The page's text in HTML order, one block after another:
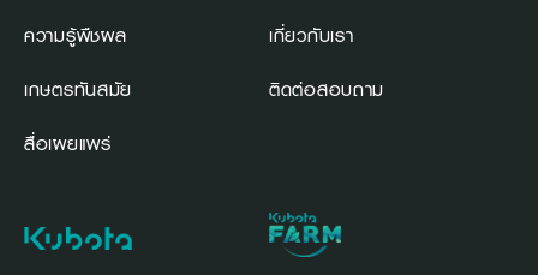
ความรู้พืชผล
เกษตรทันสมัย
สื่อเผยแพร่
เกี่ยวกับเรา
ติดต่อสอบถาม